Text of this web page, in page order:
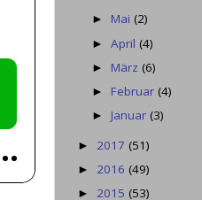
► Mai(2)
►April(4)
► März(6)
► Februar(4)
► Januar(3)
► 2017 (51)
► 2016 (49)
► 2015 (53)